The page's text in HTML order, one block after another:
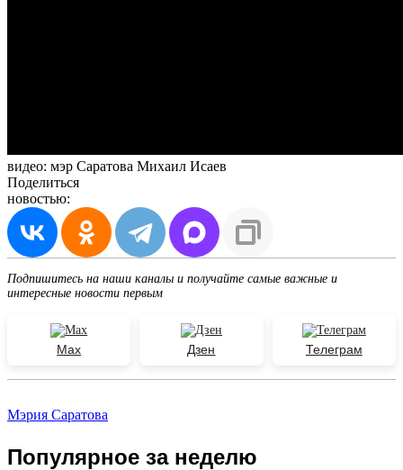
видео: мэр Саратова Михаил Исаев
Поделиться
новостью:
Подпишитесь на наши каналы и получайте самые важные и
интересные новости первым
Max Дзен Телеграм
Мэрия Саратова
Популярное за неделю